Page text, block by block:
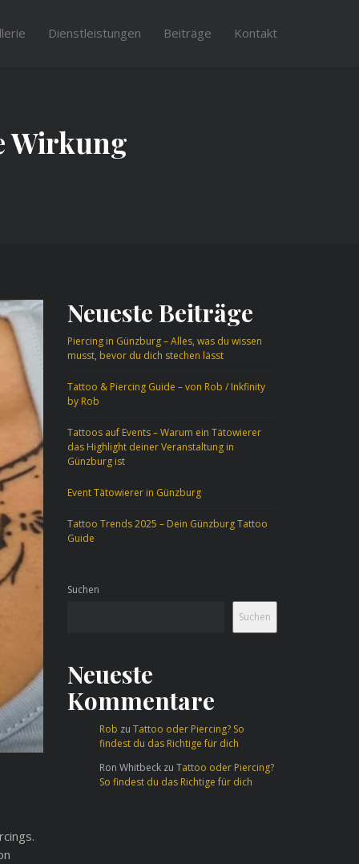
Dienstleistungen Beiträge Kontakt
Wirkung
Neueste Beiträge
Piercing in Günzburg – Alles, was du wissen
musst, bevor du dich stechen lässt
Tattoo & Piercing Guide – von Rob / Inkfinity
by Rob
Tattoos auf Events – Warum ein Tätowierer
das Highlight deiner Veranstaltung in
Günzburg ist
Event Tätowierer in Günzburg
Tattoo Trends 2025 – Dein Günzburg Tattoo
Guide
Suchen
Suchen
Neueste
Kommentare
Rob zu Tattoo oder Piercing? So
findest du das Richtige für dich
Ron Whitbeckzu Tattoo oder Piercing?
So findest du das Richtige für dich